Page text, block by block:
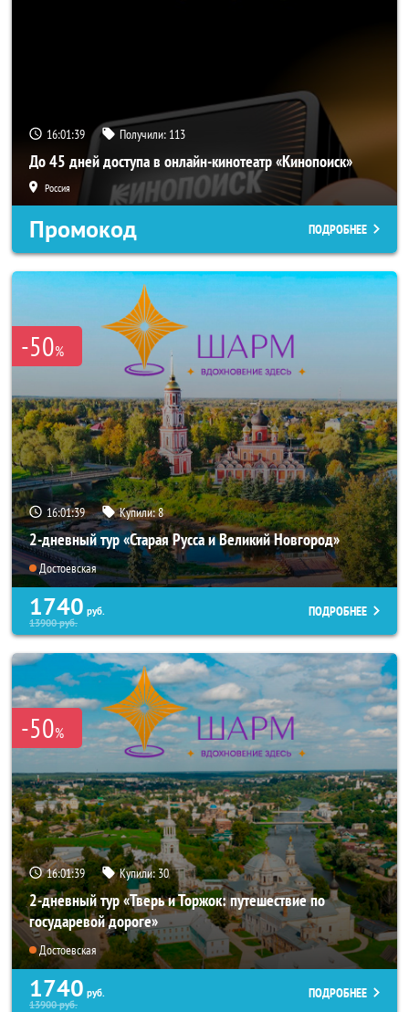
16:01:37 Получили: 113
До 45 дней доступа в онлайн-кинотеатр «Кинопоиск»
Россия
Промокод ПОДРОБНЕЕ
-50%
16:01:37 Купили:8
2-дневный тур «Старая Русса и Великий Новгород»
Достоевская
1740 руб.
13900руб.
ПОДРОБНЕЕ
-50%
16:01:37 Купили:30
2-дневный тур «Тверь и Торжок: путешествие по
государевой дороге»
Достоевская
1740 руб.
13900руб.
ПОДРОБНЕЕ